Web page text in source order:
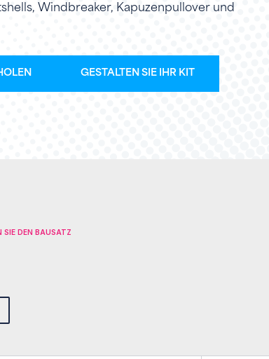
Windbreaker, Kapuzenpullover und
GESTALTEN SIE IHR KIT
SIE DEN BAUSATZ